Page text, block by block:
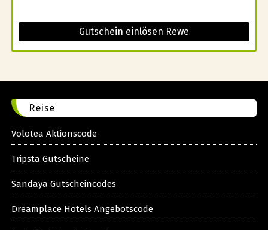
Gutschein einlösen Rewe
Reise
Volotea Aktionscode
Tripsta Gutscheine
Sandaya Gutscheincodes
Dreamplace Hotels Angebotscode